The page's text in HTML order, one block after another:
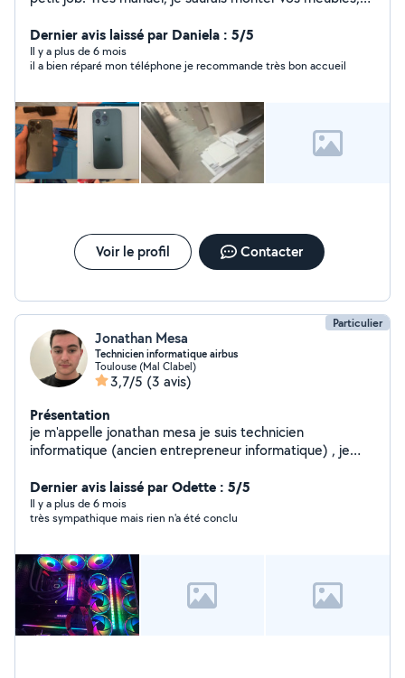
je peux également faire des demangement, je suis aussi
un réparateur de téléphone ( tout se qui est écran,
carte mère, batterie, connecteur de charge) AMRI
Dernier avis laissé par Daniela : 5/5
Il y a plus de 6 mois
il a bien réparé mon téléphone je recommande très bon accueil
Voir le profil Contacter
Particulier
Jonathan Mesa
Technicien informatique airbus
Toulouse (Mal Clabel)
3,7/5 (3 avis)
Présentation
je m'appelle jonathan mesa je suis technicien
informatique (ancien entrepreneur informatique) , je
autres services informatique, je travaille pour airbus à
Toulouse
Dernier avis laissé par Odette : 5/5
Il y a plus de 6 mois
très sympathique mais rien n'a été conclu